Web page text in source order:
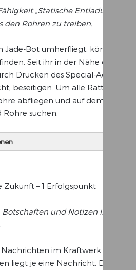
„Statische Entladung“,
den Rohren zu treiben.
Jade-Bot umherfliegt, könnt ihr
Seit ihr in der Nähe dieser
Drücken des Special-Action-
beseitigen. Um alle Ratten zu
abfliegen und auf dem
suchen.
Zukunft – 1 Erfolgspunkt
und Notizen im
im Kraftwerk – in
liegt je eine Nachricht. Die